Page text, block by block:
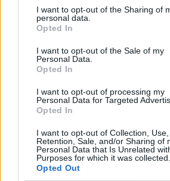
I want to opt-out of the Sharing of
personal data.
Opted In
I want to opt-out of the Sale of my
Personal Data.
Opted In
I want to opt-out of processing my
Personal Data for Targeted
Opted In
I want to opt-out of Collection, Use,
Retention, Sale, and/or Sharing of
Personal Data that Is Unrelated
Purposes for which it was collected.
Opted Out
Στόουν για να τον ρωτήσει τι
σκηνοθέτη να του απαντά ότι η
πιο διάσημο ηθοποιό.
Ο Μόρτενσεν, μη θέλοντας να
της έρευνας του έτους, ζήτησε
είμαι πραγματικά έτοιμος. Θα
άλλη μια οντισιόν για να το
ακόμα περισσότερα τώρα από